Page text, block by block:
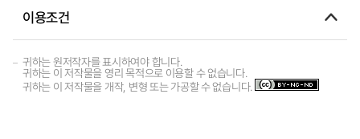
이용조건
귀하는 원저작자를 표시하여야 합니다.
귀하는 이 저작물을 영리 목적으로 이용할 수 없습니다.
귀하는 이 저작물을 개작, 변형 또는 가공할 수 없습니다.